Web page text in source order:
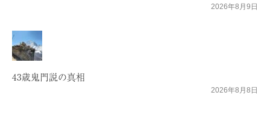
2026年8月9日
43歳鬼門説の真相
2026年8月8日